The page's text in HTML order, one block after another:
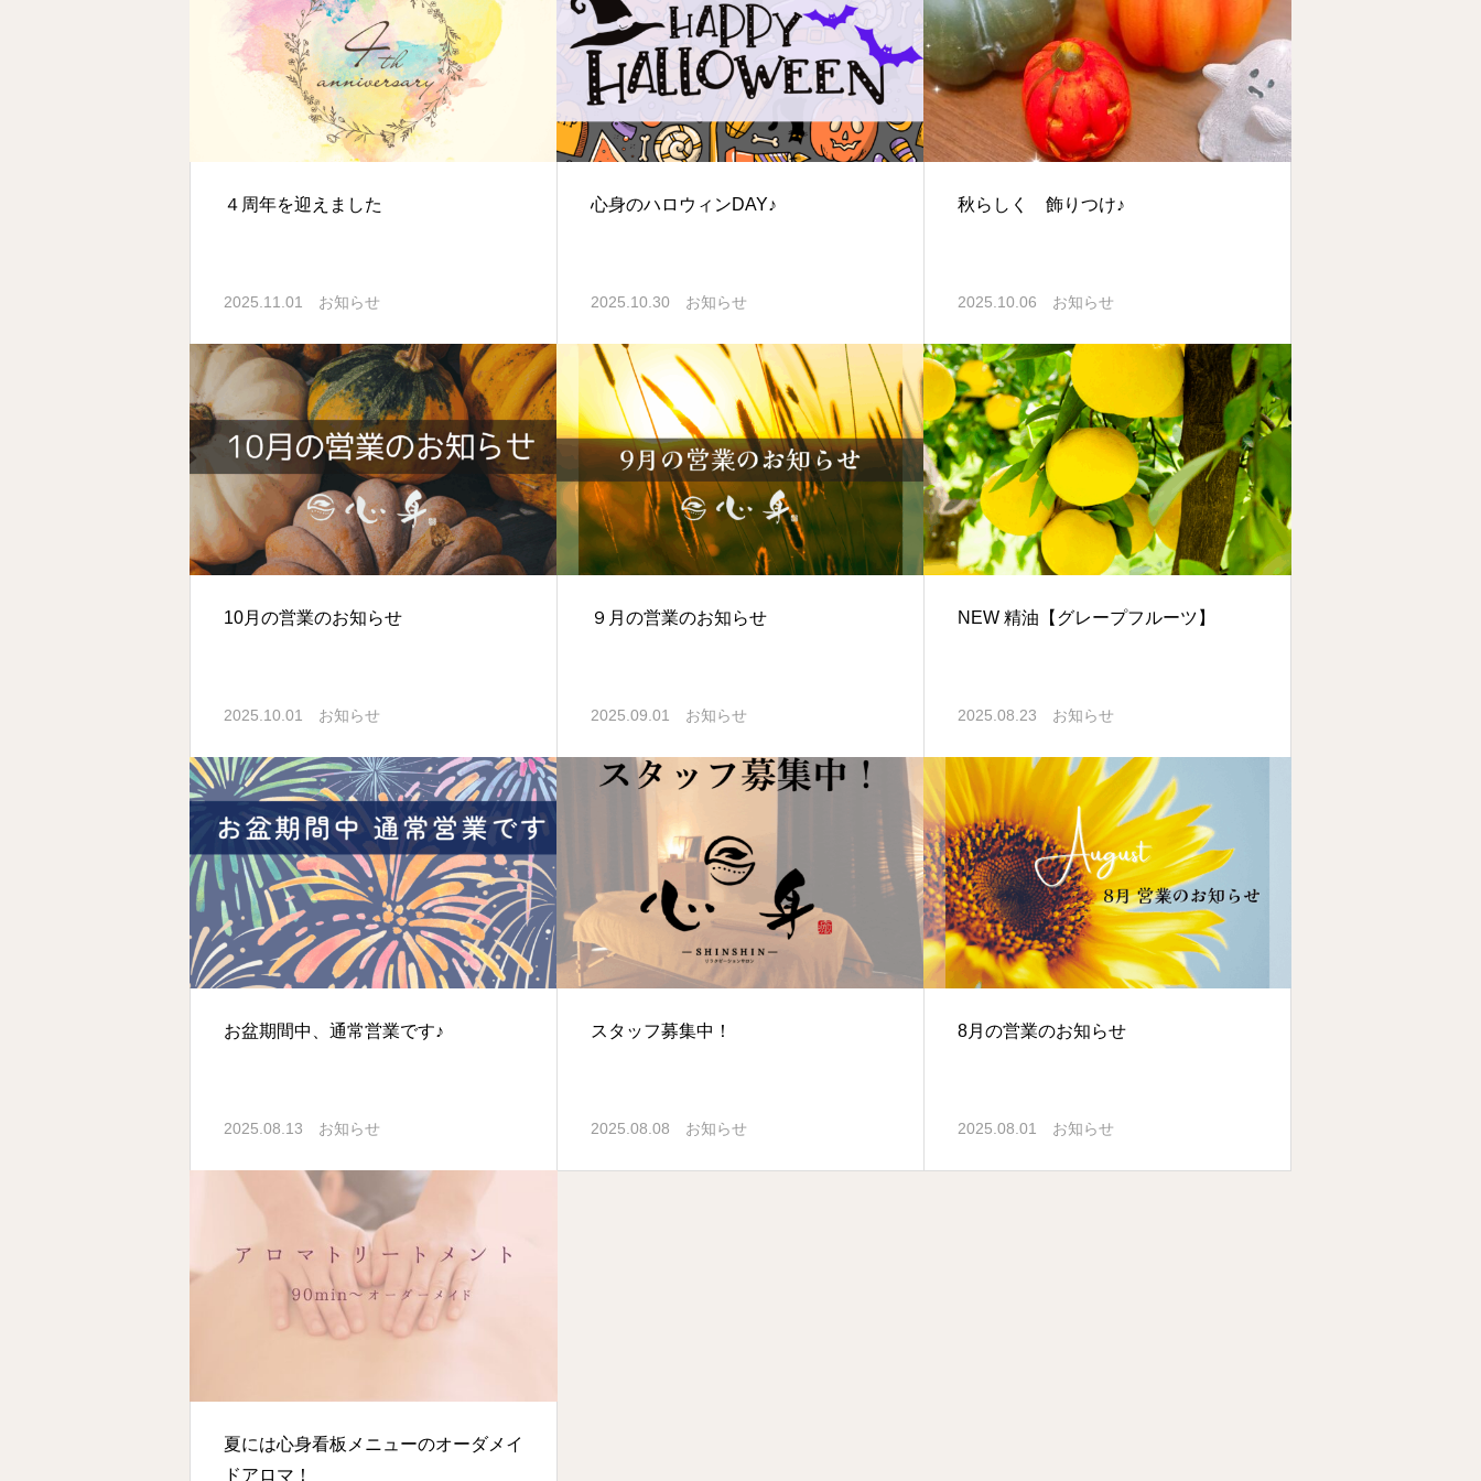
４周年を迎えました
2025.11.01 お知らせ
心身のハロウィンDAY♪
2025.10.30 お知らせ
秋らしく 飾りつけ♪
2025.10.06 お知らせ
10月の営業のお知らせ
2025.10.01 お知らせ
９月の営業のお知らせ
2025.09.01 お知らせ
NEW 精油【グレープフルーツ】
2025.08.23 お知らせ
お盆期間中、通常営業です♪
2025.08.13 お知らせ
スタッフ募集中！
2025.08.08 お知らせ
8月の営業のお知らせ
2025.08.01 お知らせ
夏には心身看板メニューのオーダメイ
ドアロマ！